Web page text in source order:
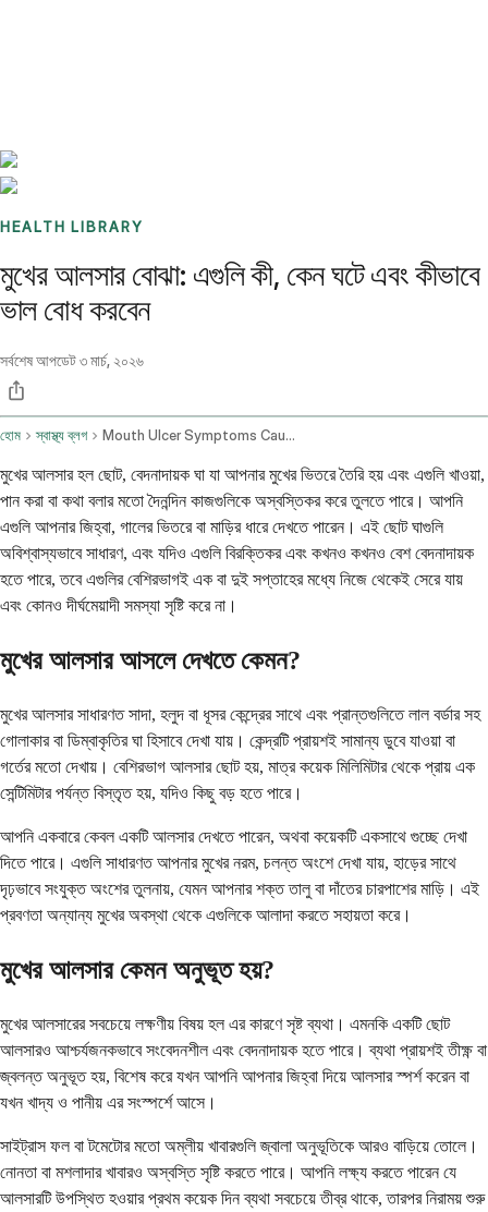
HEALTH LIBRARY
মুখের আলসার বোঝা: এগুলি কী, কেন ঘটে এবং কীভাবে
ভাল বোধ করবেন
সর্বশেষ আপডেট৩ মার্চ, ২০২৬
হোম স্বাস্থ্য ব্লগ Mouth Ulcer Symptoms Causes And Remedies
মুখের আলসার হল ছোট, বেদনাদায়ক ঘা যা আপনার মুখের ভিতরে তৈরি হয় এবং এগুলি খাওয়া,
পান করা বা কথা বলার মতো দৈনন্দিন কাজগুলিকে অস্বস্তিকর করে তুলতে পারে। আপনি
এগুলি আপনার জিহ্বা, গালের ভিতরে বা মাড়ির ধারে দেখতে পারেন। এই ছোট ঘাগুলি
অবিশ্বাস্যভাবে সাধারণ, এবং যদিও এগুলি বিরক্তিকর এবং কখনও কখনও বেশ বেদনাদায়ক
হতে পারে, তবে এগুলির বেশিরভাগই এক বা দুই সপ্তাহের মধ্যে নিজে থেকেই সেরে যায়
এবং কোনও দীর্ঘমেয়াদী সমস্যা সৃষ্টি করে না।
মুখের আলসার আসলে দেখতে কেমন?
মুখের আলসার সাধারণত সাদা, হলুদ বা ধূসর কেন্দ্রের সাথে এবং প্রান্তগুলিতে লাল বর্ডার সহ
গোলাকার বা ডিম্বাকৃতির ঘা হিসাবে দেখা যায়। কেন্দ্রটি প্রায়শই সামান্য ডুবে যাওয়া বা
গর্তের মতো দেখায়। বেশিরভাগ আলসার ছোট হয়, মাত্র কয়েক মিলিমিটার থেকে প্রায় এক
সেন্টিমিটার পর্যন্ত বিস্তৃত হয়, যদিও কিছু বড় হতে পারে।
আপনি একবারে কেবল একটি আলসার দেখতে পারেন, অথবা কয়েকটি একসাথে গুচ্ছে দেখা
দিতে পারে। এগুলি সাধারণত আপনার মুখের নরম, চলন্ত অংশে দেখা যায়, হাড়ের সাথে
দৃঢ়ভাবে সংযুক্ত অংশের তুলনায়, যেমন আপনার শক্ত তালু বা দাঁতের চারপাশের মাড়ি। এই
প্রবণতা অন্যান্য মুখের অবস্থা থেকে এগুলিকে আলাদা করতে সহায়তা করে।
মুখের আলসার কেমন অনুভূত হয়?
মুখের আলসারের সবচেয়ে লক্ষণীয় বিষয় হল এর কারণে সৃষ্ট ব্যথা। এমনকি একটি ছোট
আলসারও আশ্চর্যজনকভাবে সংবেদনশীল এবং বেদনাদায়ক হতে পারে। ব্যথা প্রায়শই তীক্ষ্ণ বা
জ্বলন্ত অনুভূত হয়, বিশেষ করে যখন আপনি আপনার জিহ্বা দিয়ে আলসার স্পর্শ করেন বা
যখন খাদ্য ও পানীয় এর সংস্পর্শে আসে।
সাইট্রাস ফল বা টমেটোর মতো অম্লীয় খাবারগুলি জ্বালা অনুভূতিকে আরও বাড়িয়ে তোলে।
নোনতা বা মশলাদার খাবারও অস্বস্তি সৃষ্টি করতে পারে। আপনি লক্ষ্য করতে পারেন যে
আলসারটি উপস্থিত হওয়ার প্রথম কয়েক দিন ব্যথা সবচেয়ে তীব্র থাকে, তারপর নিরাময় শুরু